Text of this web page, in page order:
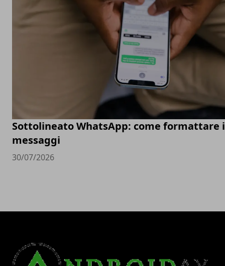
Sottolineato WhatsApp: come formattare i
messaggi
30/07/2026